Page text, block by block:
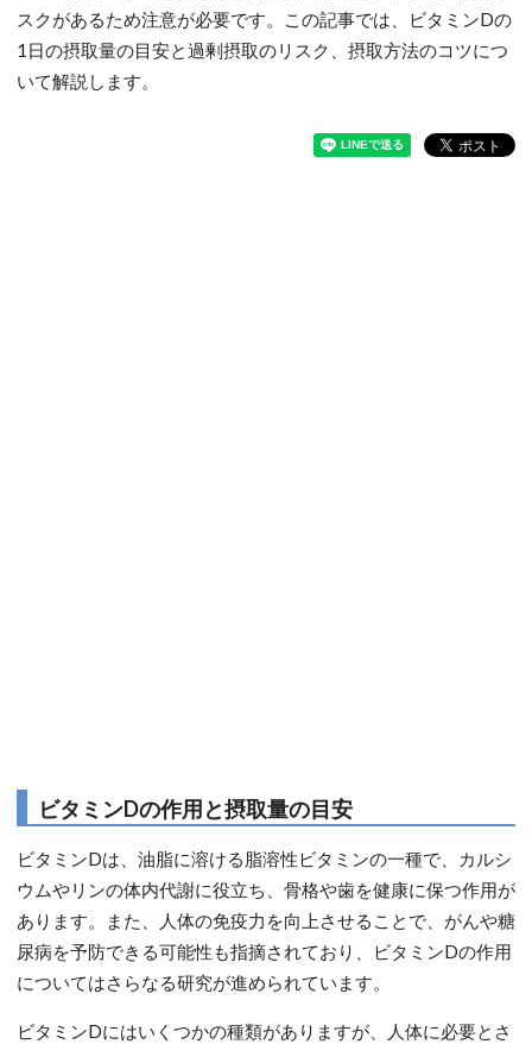
スクがあるため注意が必要です。この記事では、ビタミンDの
1日の摂取量の目安と過剰摂取のリスク、摂取方法のコツにつ
いて解説します。
ビタミンDの作用と摂取量の目安
ビタミンDは、油脂に溶ける脂溶性ビタミンの一種で、カルシ
ウムやリンの体内代謝に役立ち、骨格や歯を健康に保つ作用が
あります。また、人体の免疫力を向上させることで、がんや糖
尿病を予防できる可能性も指摘されており、ビタミンDの作用
についてはさらなる研究が進められています。
ビタミンDにはいくつかの種類がありますが、人体に必要とさ